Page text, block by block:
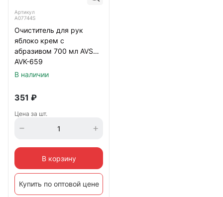
Артикул
A07744S
Очиститель для рук
яблоко крем с
абразивом 700 мл AVS
AVK-659
В наличии
351 ₽
Цена за шт.
В корзину
Купить по оптовой цене